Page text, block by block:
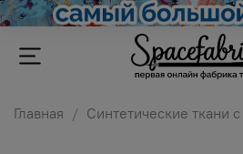
Главная Синтетические ткани